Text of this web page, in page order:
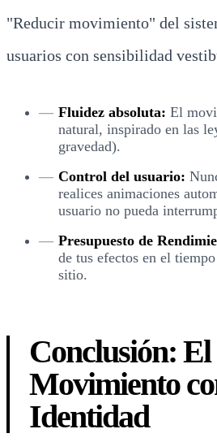
"Reducir movimiento" del
usuarios con sensibilidad
Fluidez absoluta: El
natural, inspirado en las
gravedad).
Control del usuario:
realices animaciones
usuario no pueda
Presupuesto de
de tus efectos en el
sitio.
Conclusión: El
Movimiento
Identidad